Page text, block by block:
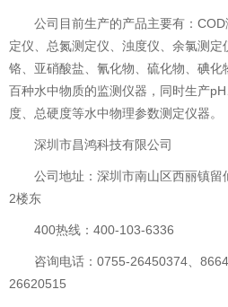
公司目前生产的产品主要有：COD
定仪、总氮测定仪、浊度仪、余氯测
铬、亚硝酸盐、氰化物、硫化物、碘化
百种水中物质的监测仪器，同时生产
度、总硬度等水中物理参数测定仪器。
深圳市昌鸿科技有限公司
公司地址：深圳市南山区西丽镇留
2楼东
400热线：400-103-6336
咨询电话：0755-26450374、
26620515